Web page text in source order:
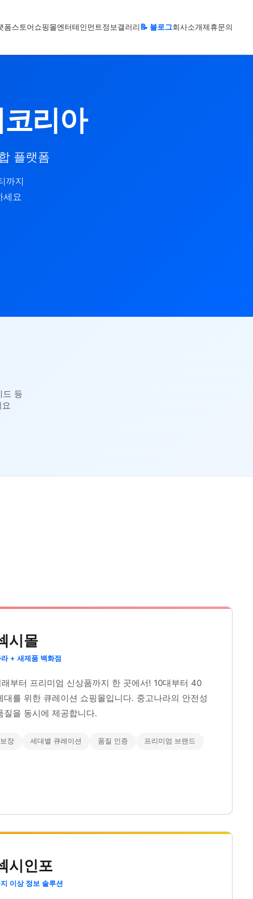
폼스토어쇼핑몰엔터테인먼트정보갤러리📝 블로그회사소개제휴문의
리아
플랫폼
까지
세요
드 등
시몰
+ 새제품 백화점
부터 프리미엄 신상품까지 한 곳에서! 10대부터 40
대를 위한 큐레이션 쇼핑몰입니다. 중고나라의 안전성
질을 동시에 제공합니다.
장 세대별 큐레이션 품질 인증 프리미엄 브랜드
시인포
이상 정보 솔루션